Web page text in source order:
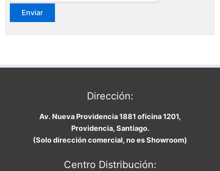
Dirección:
Av. Nueva Providencia 1881 oficina 1201,
Providencia, Santiago.
(Solo dirección comercial, no es Showroom)
Centro Distribución: